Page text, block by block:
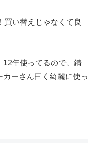
買い替えじゃなくて良
12年使ってるので、錆
ーさん曰く綺麗に使っ